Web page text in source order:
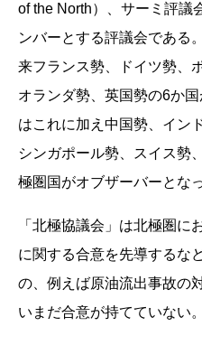
of the North）、サーミ評議
ンバーとする評議会である
来フランス勢、ドイツ勢、
オランダ勢、英国勢の6か
はこれに加え中国勢、イン
シンガポール勢、スイス勢
極圏国がオブザーバーとな
「北極協議会」は北極圏に
に関する合意を先導するな
の、例えば原油流出事故の
いまだ合意が持てていない。